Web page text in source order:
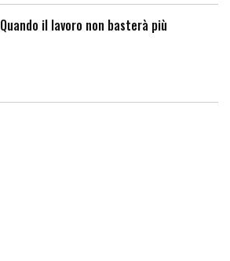
Quando il lavoro non basterà più